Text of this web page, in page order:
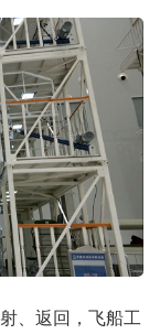
、返回，飞船工